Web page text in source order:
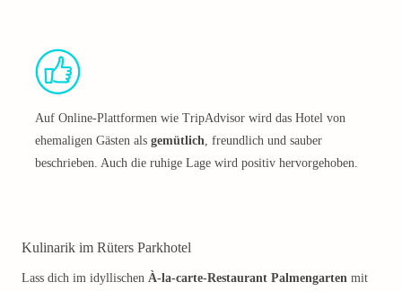
Auf Online-Plattformen wie TripAdvisor wird das Hotel von
ehemaligen Gästen als gemütlich, freundlich und sauber
beschrieben. Auch die ruhige Lage wird positiv hervorgehoben.
Kulinarik im Rüters Parkhotel
Lass dich im idyllischen À-la-carte-Restaurant Palmengarten mit